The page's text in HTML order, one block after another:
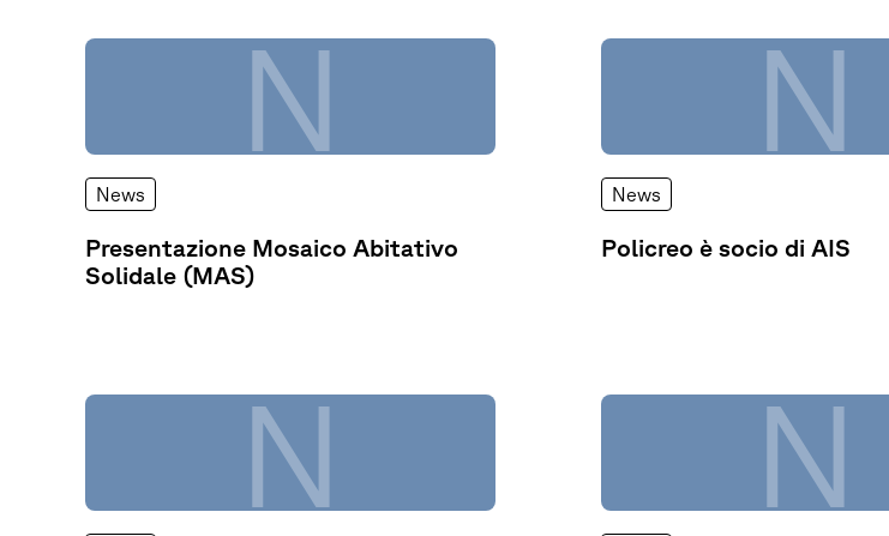
N
News
Presentazione Mosaico Abitativo
Solidale (MAS)
N
News
Policreo è socio di AIS
N N